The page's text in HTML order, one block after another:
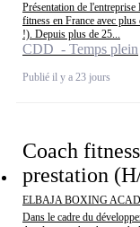
Présentation de
fitness en France avec
!). Depuis plus de 25...
CDD - Temps plein
Publié il y a 23 jours
Coach
prestation
ELBAJA BOXING
Dans le cadre du